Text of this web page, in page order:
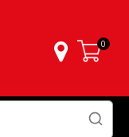
Carrello
0